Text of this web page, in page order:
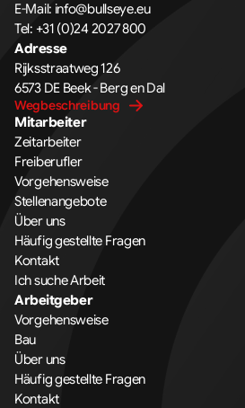
E-Mail: info@bullseye.eu
Tel: +31 (0)24 2027 800
Adresse
Rijksstraatweg 126
6573 DE Beek - Berg en Dal
Wegbeschreibung
Mitarbeiter
Zeitarbeiter
Freiberufler
Vorgehensweise
Stellenangebote
Über uns
Häufig gestellte Fragen
Kontakt
Ich suche Arbeit
Arbeitgeber
Vorgehensweise
Bau
Über uns
Häufig gestellte Fragen
Kontakt